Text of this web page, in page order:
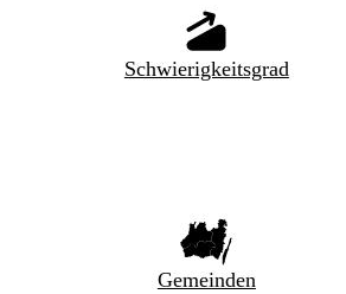
Schwierigkeitsgrad
Gemeinden